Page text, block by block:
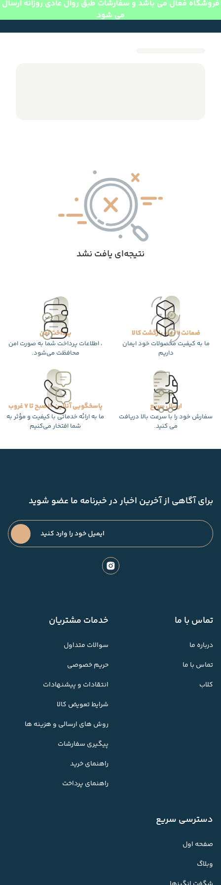
فروشگاه فعال می باشد و سفارشات طبق روال عادی روزانه ارسال
می شود
نتیجه‌ای یافت نشد
ضمانت 7 روزه بازگشت کالا
ما به کیفیت محصولات خود ایمان
داریم
پرداخت امن
، اطلاعات پرداخت شما به صورت امن
محافظت می‌شود.
ارسال سریع
سفارش خود را با سرعت بالا دریافت
می کنید.
پاسخگویی آنلاین 10 صبح تا 7 غروب
ما به ارائه خدماتی با کیفیت و مؤثر به
شما افتخار می‌کنیم
برای آگاهی از آخرین اخبار در خبرنامه ما عضو شوید
تماس با ما
درباره ما
تماس با ما
کلاب
خدمات مشتریان
سوالات متداول
حریم خصوصی
انتقادات و پیشنهادات
شرایط تعویض کالا
روش های ارسالی و هزینه ها
پیگیری سفارشات
راهنمای خرید
راهنمای پرداخت
دسترسی سریع
صفحه اول
وبلاگ